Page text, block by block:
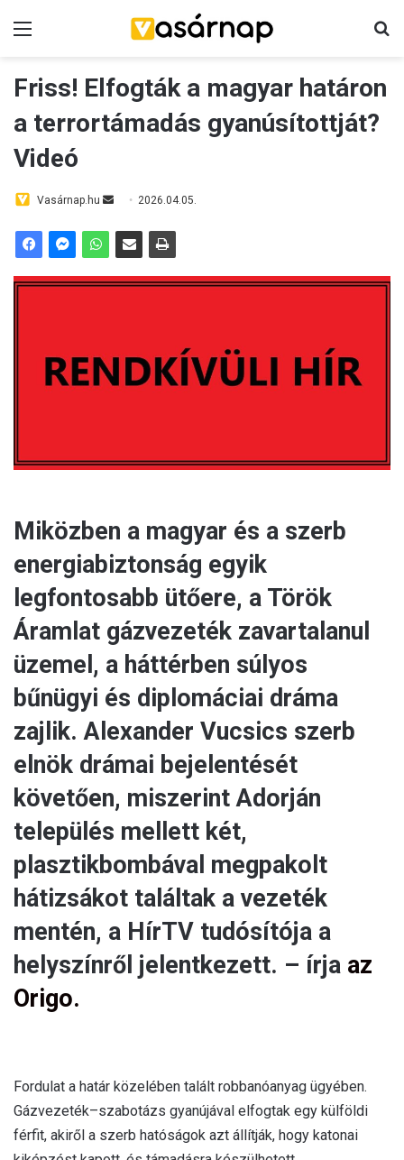
Friss! Elfogták a magyar határon
a terrortámadás gyanúsítottját?
Videó
Vasárnap.hu
a
2026.04.05.
Miközben a magyar és a szerb
energiabiztonság egyik
legfontosabb ütőere, a Török
Áramlat gázvezeték zavartalanul
üzemel, a háttérben súlyos
bűnügyi és diplomáciai dráma
zajlik. Alexander Vucsics szerb
elnök drámai bejelentését
követően, miszerint Adorján
település mellett két,
plasztikbombával megpakolt
hátizsákot találtak a vezeték
mentén, a HírTV tudósítója a
helyszínről jelentkezett. – írja az
Origo.
Fordulat a határ közelében talált robbanóanyag ügyében.
Gázvezeték–szabotázs gyanújával elfogtak egy külföldi
férfit, akiről a szerb hatóságok azt állítják, hogy katonai